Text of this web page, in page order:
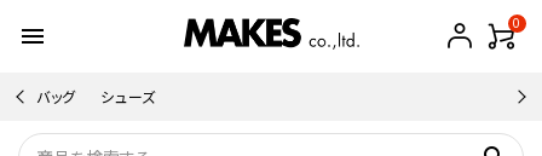
menu 0
バッグ シューズ